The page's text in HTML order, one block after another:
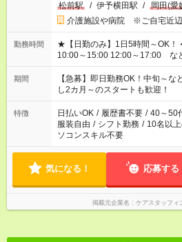
松前駅
/ 伊予横田駅 / 岡田(愛
介護施設や病院 ※ご自宅近辺
勤務時間
★【日勤のみ】1日5時間～OK！ ≪シフト例≫ 9:00～14:00
10:00～15:00 12:00～17:00 な
期間
【急募】即日勤務OK！中旬～
し2カ月～のスタートも歓迎！
特徴 日払いOK / 履歴書不要 / 40～50
服装自由 / シフト勤務 / 10名以
ソコンスキル不要
気になる！ 応募する
掲載元企業名 ケアスタッフィ